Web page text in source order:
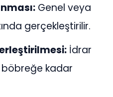
Genel veya
gerçekleştirilir.
İdrar
kadar